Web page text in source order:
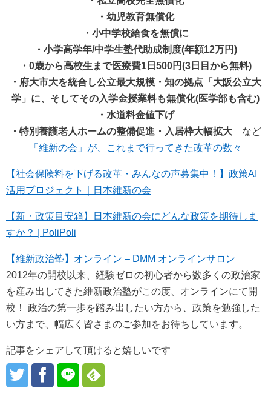
・幼児教育無償化
・小中学校給食を無償に
・小学高学年/中学生塾代助成制度(年額12万円)
・0歳から高校生まで医療費1日500円(3日目から無料)
・府大市大を統合し公立最大規模・知の拠点「大阪公立大
学」に、そしてその入学金授業料も無償化(医学部も含む)
・水道料金値下げ
・特別養護老人ホームの整備促進・入居枠大幅拡大 など
「維新の会」が、これまで行ってきた改革の数々
【社会保険料を下げる改革・みんなの声募集中！】政策AI
活用プロジェクト｜日本維新の会
【新・政策目安箱】日本維新の会にどんな政策を期待しま
すか？ | PoliPoli
【維新政治塾】オンライン – DMM オンラインサロン
2012年の開校以来、経験ゼロの初心者から数多くの政治家
を産み出してきた維新政治塾がこの度、オンラインにて開
校！ 政治の第一歩を踏み出したい方から、政策を勉強した
い方まで、幅広く皆さまのご参加をお待ちしています。
記事をシェアして頂けると嬉しいです